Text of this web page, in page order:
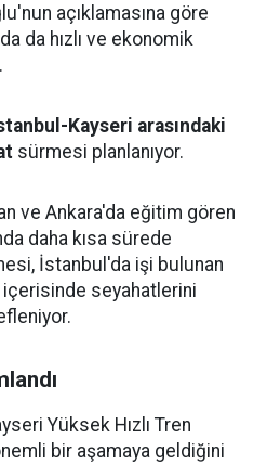
açıklamasına göre
da hızlı ve ekonomik
Kayseri arasındaki
sürmesi planlanıyor.
ve Ankara'da eğitim gören
daha kısa sürede
İstanbul'da işi bulunan
içerisinde seyahatlerini
Yüksek Hızlı Tren
bir aşamaya geldiğini